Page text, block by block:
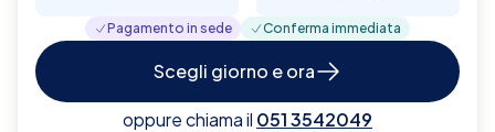
Pagamento in sede Conferma immediata
Scegli giorno e ora
oppure chiama il 051 3542049